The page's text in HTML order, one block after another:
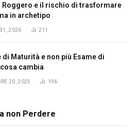
Roggero e il rischio di trasformare
in archetipo
2026 211
di Maturità e non più Esame di
cambia
20, 2025 196
non Perdere